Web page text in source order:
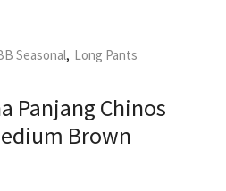
Seasonal, Long Pants
Panjang Chinos
Brown